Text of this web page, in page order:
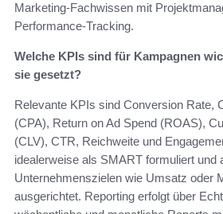
Marketing‑Fachwissen mit
Performance‑Tracking.
Welche KPIs sind für Kampagnen
sie gesetzt?
Relevante KPIs sind Conversion Rate,
(CPA), Return on Ad Spend (ROAS),
(CLV), CTR, Reichweite und
idealerweise als SMART formuliert und
Unternehmenszielen wie Umsatz oder
ausgerichtet. Reporting erfolgt über